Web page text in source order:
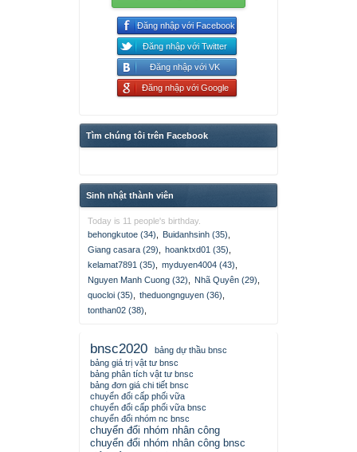
Đăng nhập với Facebook
Đăng nhập với Twitter
Đăng nhập với VK
Đăng nhập với Google
Tìm chúng tôi trên Facebook
Sinh nhật thành viên
Today is 11 people's birthday.
behongkutoe (34)
Buidanhsinh (35)
Giang casara (29)
hoanktxd01 (35)
kelamat7891 (35)
myduyen4004 (43)
Nguyen Manh Cuong (32)
Nhã Quyên (29)
quocloi (35)
theduongnguyen (36)
tonthan02 (38)
bnsc2020
bảng dự thầu bnsc
bảng giá trị vật tư bnsc
bảng phân tích vật tư bnsc
bảng đơn giá chi tiết bnsc
chuyển đổi cấp phối vữa
chuyển đổi cấp phối vữa bnsc
chuyển đổi nhóm nc bnsc
chuyển đổi nhóm nhân công
chuyển đổi nhóm nhân công bnsc